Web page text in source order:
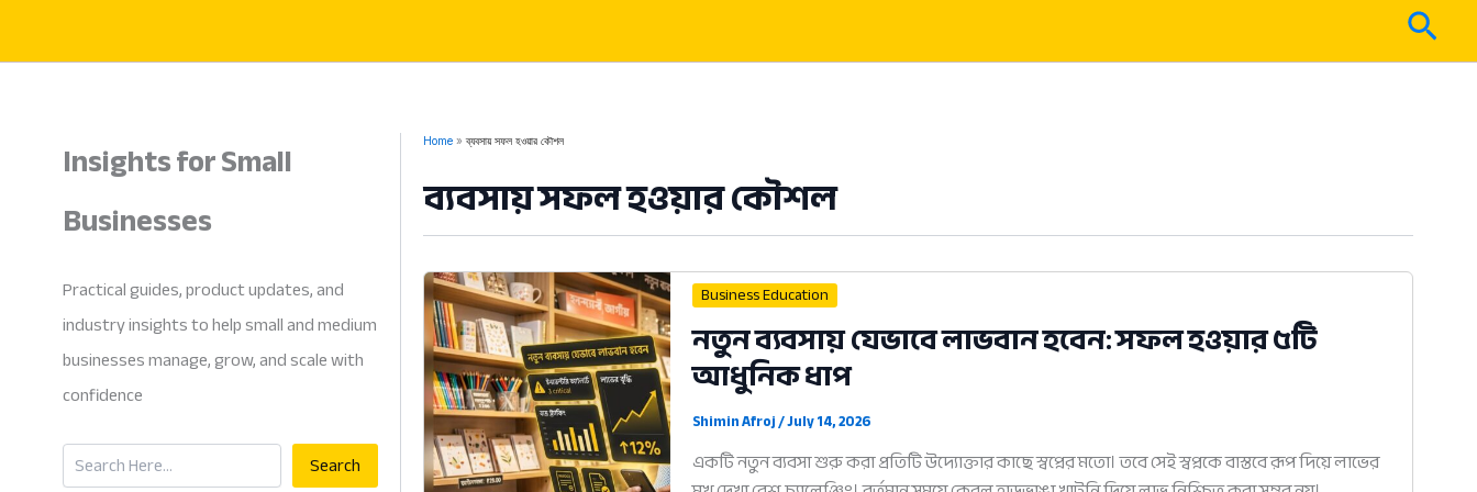
content
Insights for Small
Businesses
Practical guides, product updates, and
industry insights to help small and medium
businesses manage, grow, and scale with
confidence
Search Search
Home ব্যবসায় সফল হওয়ার কৌশল
ব্যবসায় সফল হওয়ার কৌশল
Business Education
নতুন ব্যবসায় যেভাবে লাভবান হবেন: সফল হওয়ার ৫টি
আধুনিক ধাপ
Shimin Afroj/July 14, 2026
একটি নতুন ব্যবসা শুরু করা প্রতিটি উদ্যোক্তার কাছে স্বপ্নের মতো। তবে সেই স্বপ্নকে বাস্তবে রূপ দিয়ে লাভের